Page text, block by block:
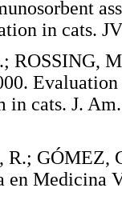
in
ROSSING,
cats. J.
R.; GÓMEZ,
en Medicina